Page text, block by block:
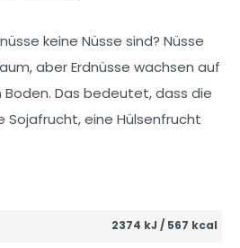
keine Nüsse sind? Nüsse
aber Erdnüsse wachsen auf
Das bedeutet, dass die
Sojafrucht, eine Hülsenfrucht
2374 kJ / 567 kcal